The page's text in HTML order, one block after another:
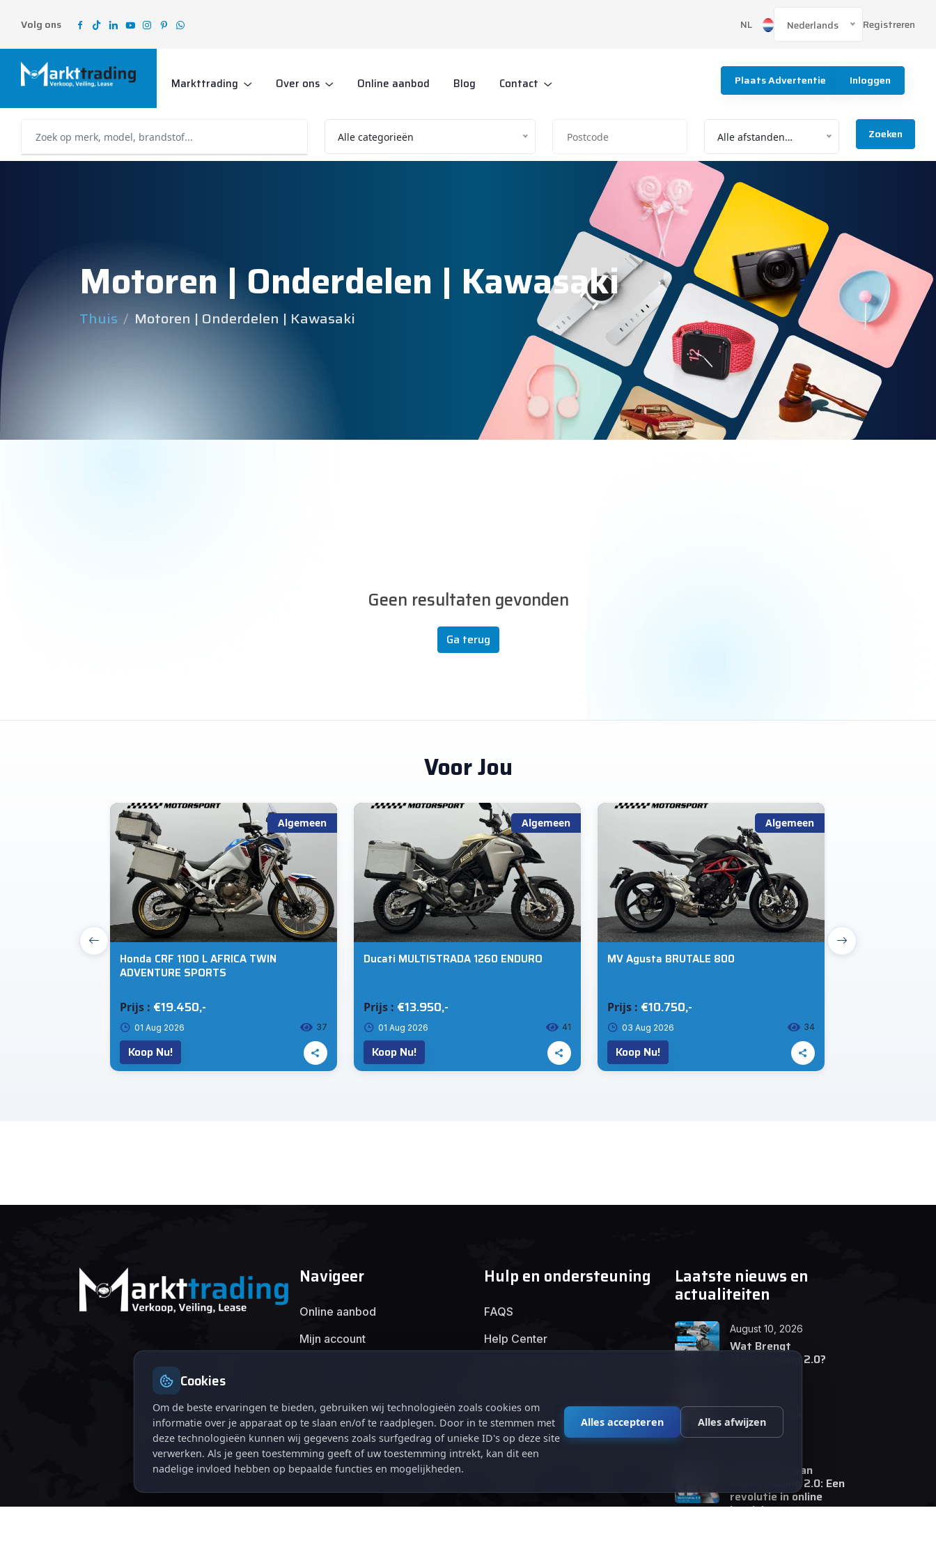
Volg ons NL Nederlands Registreren
Markttrading Over ons Online aanbod Blog Contact Plaats Advertentie Inloggen
Alle categorieën Alle afstanden… Zoeken
Motoren | Onderdelen | Kawasaki
Thuis Motoren | Onderdelen | Kawasaki
Geen resultaten gevonden
Ga terug
Voor Jou
Algemeen
Honda CRF 1100 L AFRICA TWIN
ADVENTURE SPORTS
Prijs : €19.450,-
01 Aug 2026 37
Koop Nu!
Algemeen
Ducati MULTISTRADA 1260 ENDURO
Prijs : €13.950,-
01 Aug 2026 41
Koop Nu!
Algemeen
MV Agusta BRUTALE 800
Prijs : €10.750,-
03 Aug 2026 34
Koop Nu!
Navigeer
Online aanbod
Mijn account
Hulp en ondersteuning
FAQS
Help Center
Privacybeleid
Laatste nieuws en
actualiteiten
August 10, 2026
Wat Brengt
Markttrading 2.0?
Tips en Tricks
De opkomst van
Markttrading 2.0: Een
revolutie in online
handelen.
Cookies
Om de beste ervaringen te bieden, gebruiken wij technologieën zoals cookies om
informatie over je apparaat op te slaan en/of te raadplegen. Door in te stemmen met
deze technologieën kunnen wij gegevens zoals surfgedrag of unieke ID's op deze site
verwerken. Als je geen toestemming geeft of uw toestemming intrekt, kan dit een
nadelige invloed hebben op bepaalde functies en mogelijkheden.
Alles accepteren Alles afwijzen